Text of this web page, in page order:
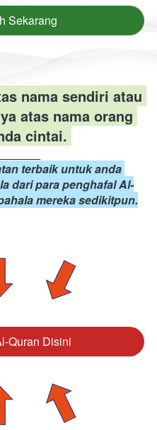
Sekarang
nama sendiri atau
atas nama orang
cintai.
terbaik untuk anda
dari para penghafal Al-
mereka sedikitpun.
Quran Disini